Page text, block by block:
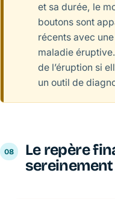
et sa durée, le
boutons sont
récents avec
maladie
de l’éruption si
un outil de
Le repère
sereinement